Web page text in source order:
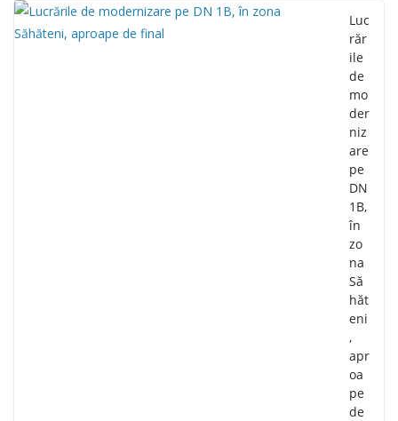
Luc
răr
ile
de
mo
der
niz
are
pe
DN
1B,
în
zo
na
Să
hăt
eni
,
apr
oa
pe
de